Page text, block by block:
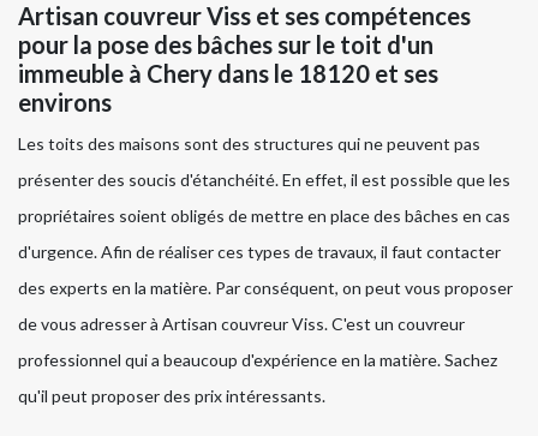
Artisan couvreur Viss et ses compétences
pour la pose des bâches sur le toit d'un
immeuble à Chery dans le 18120 et ses
environs
Les toits des maisons sont des structures qui ne peuvent pas
présenter des soucis d'étanchéité. En effet, il est possible que les
propriétaires soient obligés de mettre en place des bâches en cas
d'urgence. Afin de réaliser ces types de travaux, il faut contacter
des experts en la matière. Par conséquent, on peut vous proposer
de vous adresser à Artisan couvreur Viss. C'est un couvreur
professionnel qui a beaucoup d'expérience en la matière. Sachez
qu'il peut proposer des prix intéressants.